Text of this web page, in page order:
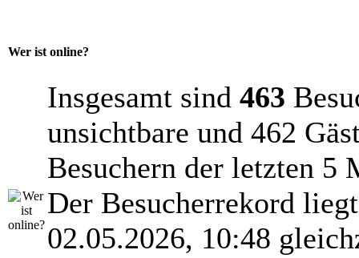
Wer ist online?
Insgesamt sind 463
unsichtbare und 462
Besuchern der letzten 5
Der Besucherrekord
02.05.2026, 10:48